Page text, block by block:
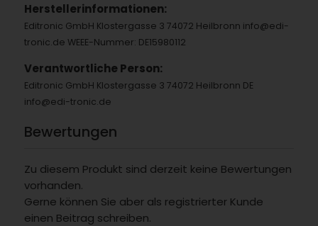
Herstellerinformationen:
Editronic GmbH Klostergasse 3 74072 Heilbronn info@edi-
tronic.de WEEE-Nummer: DE15980112
Verantwortliche Person:
Editronic GmbH Klostergasse 3 74072 Heilbronn DE
info@edi-tronic.de
Bewertungen
Zu diesem Produkt sind derzeit keine Bewertungen
vorhanden.
Gerne können Sie aber als registrierter Kunde
einen Beitrag schreiben.